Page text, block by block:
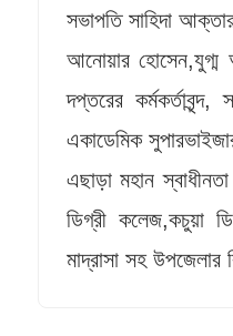
সভাপতি সাহিদা
আনোয়ার হোসেন,যুগ্ম
দপ্তরের
একাডেমিক
এছাড়া মহান
ডিগ্রী কলেজ,কচুয়া
মাদ্রাসা সহ উপজেলার